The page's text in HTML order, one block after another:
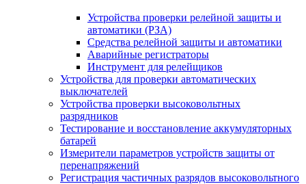
Устройства проверки релейной защиты и
автоматики (РЗА)
Средства релейной защиты и автоматики
Аварийные регистраторы
Инструмент для релейщиков
Устройства для проверки автоматических
выключателей
Устройства проверки высоковольтных
разрядников
Тестирование и восстановление аккумуляторных
батарей
Измерители параметров устройств защиты от
перенапряжений
Регистрация частичных разрядов высоковольтного